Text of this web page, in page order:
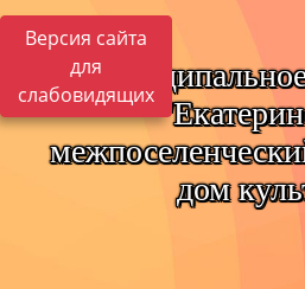
Версия сайта
для
слабовидящих
дом